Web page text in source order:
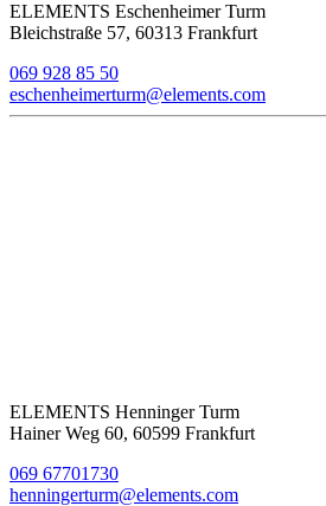
ELEMENTS Eschenheimer Turm
Bleichstraße 57, 60313 Frankfurt
069 928 85 50
eschenheimerturm@elements.com
ELEMENTS Henninger Turm
Hainer Weg 60, 60599 Frankfurt
069 67701730
henningerturm@elements.com